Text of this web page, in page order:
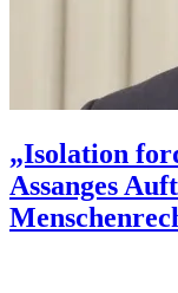
„Isolation
Assanges